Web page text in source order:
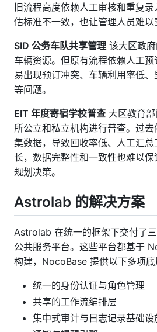
旧流程高度依赖人工审核和重复
估标准不一致，也让管理人员难以
SID 公务车队共享管理 该大区政
车辆资源。但原有流程依赖人工
易出现预订冲突、车辆利用率低
等问题。
EIT 年度寄宿学校普查 大区教育
所公立和私立机构进行普查。过
集数据，导致回收率低、人工汇
长，数据完整性和一致性也难以
规划决策。
Astrolab 的解决方案
Astrolab 在统一的框架下交付了
公共服务平台。这些平台都基于
构建，NocoBase 提供以下多项底
统一的身份认证与角色管理
共享的工作流编排层
集中式审计与日志记录基础设